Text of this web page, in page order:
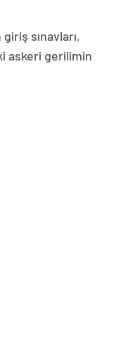
sınavları,
askeri gerilimin